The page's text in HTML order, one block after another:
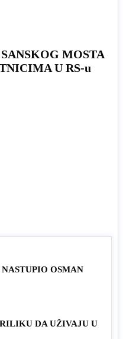
MOSTA
U RS-u
OSMAN
DA UŽIVAJU U